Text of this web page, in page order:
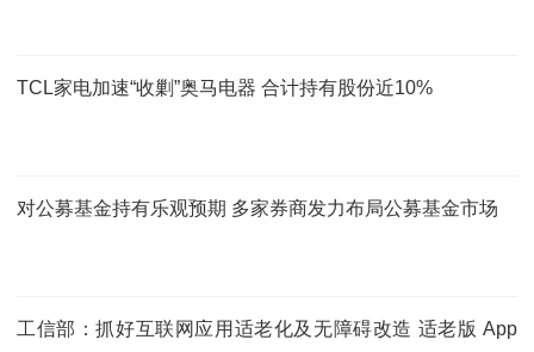
TCL家电加速“收剿”奥马电器 合计持有股份近10%
对公募基金持有乐观预期 多家券商发力布局公募基金市场
工信部：抓好互联网应用适老化及无障碍改造 适老版 App